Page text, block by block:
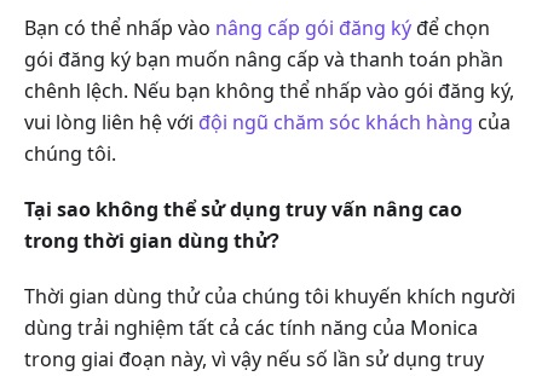
Bạn có thể nhấp vào nâng cấp gói đăng kýđể chọn
gói đăng ký bạn muốn nâng cấp và thanh toán phần
chênh lệch. Nếu bạn không thể nhấp vào gói đăng ký,
vui lòng liên hệ với đội ngũ chăm sóc khách hàng của
chúng tôi.
Tại sao không thể sử dụng truy vấn nâng cao
trong thời gian dùng thử?
Thời gian dùng thử của chúng tôi khuyến khích người
dùng trải nghiệm tất cả các tính năng của Monica
trong giai đoạn này, vì vậy nếu số lần sử dụng truy